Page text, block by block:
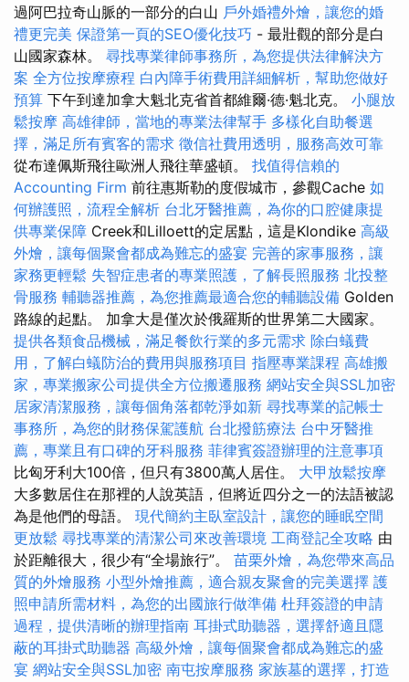
過阿巴拉奇山脈的一部分的白山 戶外婚禮外燴，讓您的婚
禮更完美 保證第一頁的SEO優化技巧 - 最壯觀的部分是白
山國家森林。 尋找專業律師事務所，為您提供法律解決方
案 全方位按摩療程 白內障手術費用詳細解析，幫助您做好
預算 下午到達加拿大魁北克省首都維爾·德·魁北克。 小腿放
鬆按摩 高雄律師，當地的專業法律幫手 多樣化自助餐選
擇，滿足所有賓客的需求 徵信社費用透明，服務高效可靠
從布達佩斯飛往歐洲人飛往華盛頓。 找值得信賴的
Accounting Firm 前往惠斯勒的度假城市，參觀Cache 如
何辦護照，流程全解析 台北牙醫推薦，為你的口腔健康提
供專業保障 Creek和Lilloett的定居點，這是Klondike 高級
外燴，讓每個聚會都成為難忘的盛宴 完善的家事服務，讓
家務更輕鬆 失智症患者的專業照護，了解長照服務 北投整
骨服務 輔聽器推薦，為您推薦最適合您的輔聽設備 Golden
路線的起點。 加拿大是僅次於俄羅斯的世界第二大國家。
提供各類食品機械，滿足餐飲行業的多元需求 除白蟻費
用，了解白蟻防治的費用與服務項目 指壓專業課程 高雄搬
家，專業搬家公司提供全方位搬遷服務 網站安全與SSL加密
居家清潔服務，讓每個角落都乾淨如新 尋找專業的記帳士
事務所，為您的財務保駕護航 台北撥筋療法 台中牙醫推
薦，專業且有口碑的牙科服務 菲律賓簽證辦理的注意事項
比匈牙利大100倍，但只有3800萬人居住。 大甲放鬆按摩
大多數居住在那裡的人說英語，但將近四分之一的法語被認
為是他們的母語。 現代簡約主臥室設計，讓您的睡眠空間
更放鬆 尋找專業的清潔公司來改善環境 工商登記全攻略 由
於距離很大，很少有“全場旅行”。 苗栗外燴，為您帶來高品
質的外燴服務 小型外燴推薦，適合親友聚會的完美選擇 護
照申請所需材料，為您的出國旅行做準備 杜拜簽證的申請
過程，提供清晰的辦理指南 耳掛式助聽器，選擇舒適且隱
蔽的耳掛式助聽器 高級外燴，讓每個聚會都成為難忘的盛
宴 網站安全與SSL加密 南屯按摩服務 家族墓的選擇，打造